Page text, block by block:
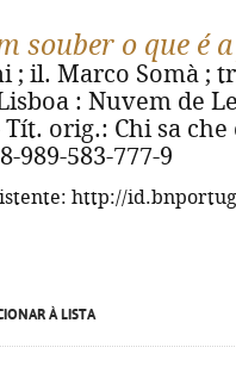
souber o que é
; il. Marco Somà ;
: Nuvem de
Tít. orig.: Chi sa
989-583-777-9
http://
À LISTA